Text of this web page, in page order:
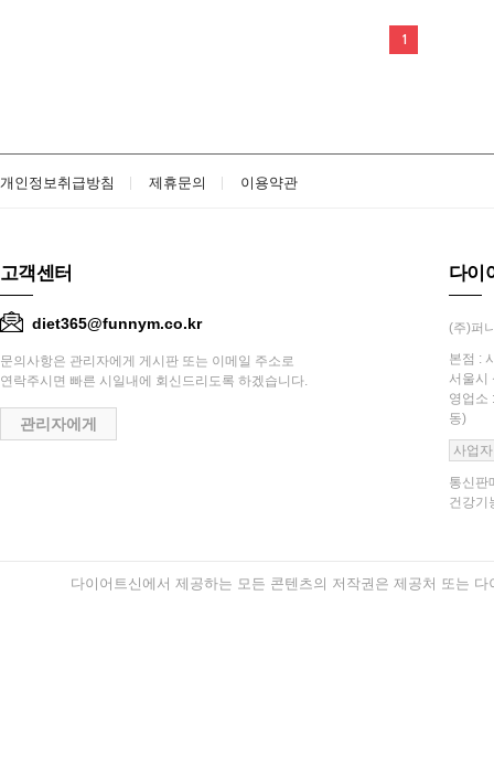
1
개인정보취급방침 제휴문의 이용약관
고객센터
diet365@funnym.co.kr
문의사항은 관리자에게 게시판 또는 이메일 주소로
연락주시면 빠른 시일내에 회신드리도록 하겠습니다.
관리자에게
다이
(주)퍼
본점 :
서울시
영업소
동)
사업
통신판
건강기
다이어트신에서 제공하는 모든 콘텐츠의 저작권은 제공처 또는